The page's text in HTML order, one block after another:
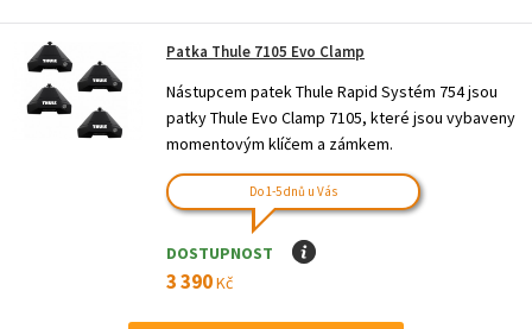
Patka Thule 7105 Evo Clamp
Nástupcem patek Thule Rapid Systém 754 jsou
patky Thule Evo Clamp 7105, které jsou vybaveny
momentovým klíčem a zámkem.
Do 1-5 dnů u Vás
DOSTUPNOST I
3 390Kč